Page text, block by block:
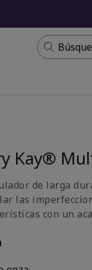
Kay®
de larga
las
con un